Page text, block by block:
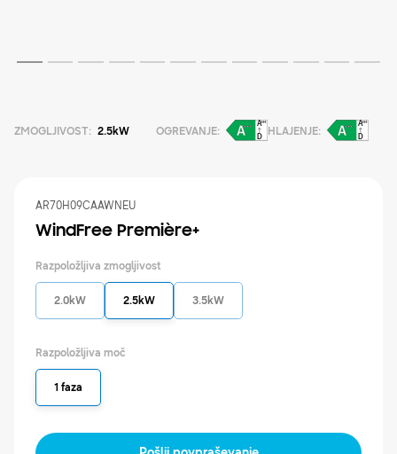
ZMOGLJIVOST: 2.5kW OGREVANJE: HLAJENJE:
WindFree Première+
AR70H09CAAWNEU
Razpoložljiva zmogljivost
2.0kW 2.5kW 3.5kW
Razpoložljiva moč
1 faza